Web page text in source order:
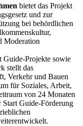
bietet das Projekt
und zur
bei behördlichen
Moderation
Guide-Projekte sowie
stellt das
Verkehr und Bauen
für Soziales, Arbeit,
von 24 Monaten
Guide-Förderung